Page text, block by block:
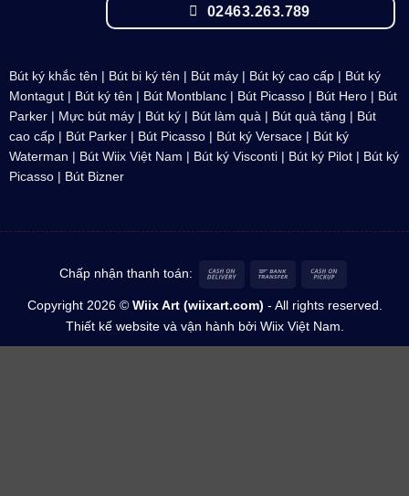
02463.263.789
Bút ký khắc tên | Bút bi ký tên | Bút máy| Bút ký cao cấp| Bút ký
Montagut| Bút ký tên | Bút Montblanc| Bút Picasso | Bút Hero| Bút
Parker| Mực bút máy| Bút ký | Bút làm quà | Bút quà tặng | Bút
cao cấp | Bút Parker| Bút Picasso | Bút ký Versace| Bút ký
Waterman | Bút Wiix Việt Nam | Bút ký Visconti | Bút ký Pilot| Bút ký
Picasso| Bút Bizner
Chấp nhận thanh toán:
Cash
Delivery
Bank
Pickup
Copyright 2026 © Wiix Art (wiixart.com) - All rights reserved.
Thiết kế websitevà vận hành bởi Wiix Việt Nam.